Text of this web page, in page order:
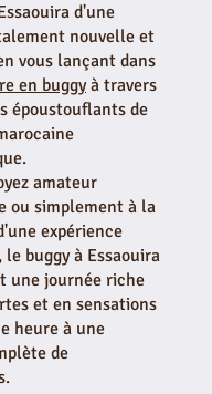
d'une
nouvelle et
vous lançant dans
en buggyà travers
époustouflants de
amateur
ou simplement à la
expérience
buggy à Essaouira
une journée riche
et en sensations
heure à une
de